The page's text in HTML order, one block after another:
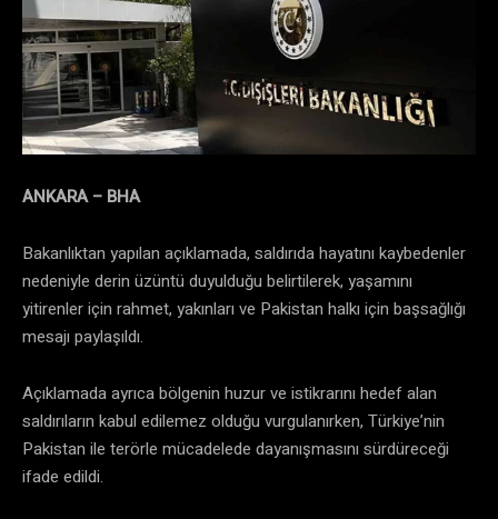
ANKARA – BHA
Bakanlıktan yapılan açıklamada, saldırıda hayatını kaybedenler
nedeniyle derin üzüntü duyulduğu belirtilerek, yaşamını
yitirenler için rahmet, yakınları ve Pakistan halkı için başsağlığı
mesajı paylaşıldı.
Açıklamada ayrıca bölgenin huzur ve istikrarını hedef alan
saldırıların kabul edilemez olduğu vurgulanırken, Türkiye’nin
Pakistan ile terörle mücadelede dayanışmasını sürdüreceği
ifade edildi.